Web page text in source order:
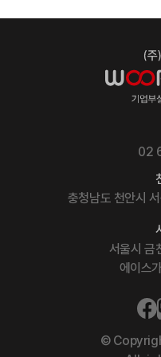
충청남도 천안시
02
서울시 금
에이스
©